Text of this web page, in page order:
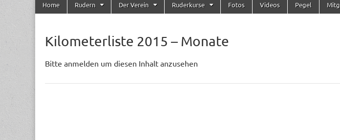
Main menu
Home Rudern Der Verein Ruderkurse Fotos Videos Pegel
Kilometerliste 2015 – Monate
Bitte anmelden um diesen Inhalt anzusehen